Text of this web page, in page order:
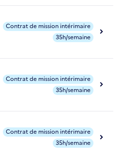
Contrat de mission intérimaire
35h/semaine
Contrat de mission intérimaire
35h/semaine
Contrat de mission intérimaire
35h/semaine